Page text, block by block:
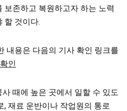
보존하고 복원하고자 하는 노력
할 것이다.
내용은 다음의 기사 확인 링크를
인
때에 높은 곳에서 일할 수 있도
, 재료 운반이나 작업원의 통로